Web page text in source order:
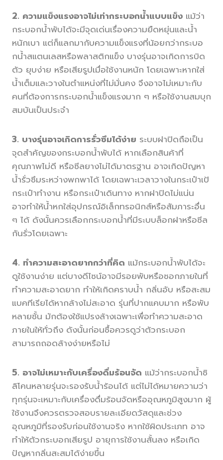
2. ความแข็งแรงอาจไม่เท่ากระบอกน้ำแบบแข็ง แม้ว่า
กระบอกน้ำพับได้จะมีจุดเด่นเรื่องความยืดหยุ่นและน้ำ
หนักเบา แต่ก็แลกมากับความแข็งแรงที่น้อยกว่ากระบอ
กน้ำสแตนเลสหรือพลาสติกแข็ง บางรุ่นอาจเกิดการบิด
ตัว ยุบง่าย หรือเสียรูปเมื่อใช้งานหนัก โดยเฉพาะหากใส่
น้ำเต็มและวางในตำแหน่งที่ไม่มั่นคง จึงอาจไม่เหมาะกับ
คนที่ต้องการกระบอกน้ำแข็งแรงมาก ๆ หรือใช้งานสมบุก
สมบันเป็นประจำ
3. บางรุ่นอาจเกิดการรั่วซึมได้ง่าย ระบบฝาปิดถือเป็น
จุดสำคัญของกระบอกน้ำพับได้ หากเลือกสินค้าที่
คุณภาพไม่ดี หรือซีลยางไม่ได้มาตรฐาน อาจเกิดปัญหา
น้ำรั่วซึมระหว่างพกพาได้ โดยเฉพาะเวลาวางในกระเป๋าเป้
กระเป๋าทำงาน หรือกระเป๋าเดินทาง หากฝาปิดไม่แน่น
อาจทำให้น้ำหกใส่อุปกรณ์อิเล็กทรอนิกส์หรือสัมภาระอื่น
ๆ ได้ ดังนั้นควรเลือกกระบอกน้ำที่มีระบบล็อกฝาหรือซีล
กันรั่วโดยเฉพาะ
4. ทำความสะอาดยากกว่าที่คิด แม้กระบอกน้ำพับได้จะ
ดูใช้งานง่าย แต่บางดีไซน์อาจมีรอยพับหรือซอกภายในที่
ทำความสะอาดยาก ทำให้เกิดคราบน้ำ กลิ่นอับ หรือสะสม
แบคทีเรียได้หากล้างไม่สะอาด รุ่นที่ปากแคบมาก หรือพับ
หลายชั้น มักต้องใช้แปรงล้างเฉพาะเพื่อทำความสะอาด
ภายในให้ทั่วถึง ดังนั้นก่อนซื้อควรดูว่าตัวกระบอก
สามารถถอดล้างง่ายหรือไม่
5. อาจไม่เหมาะกับเครื่องดื่มร้อนจัด แม้ว่ากระบอกน้ำซิ
ลิโคนหลายรุ่นจะรองรับน้ำร้อนได้ แต่ไม่ได้หมายความว่า
ทุกรุ่นจะเหมาะกับเครื่องดื่มร้อนจัดหรืออุณหภูมิสูงมาก ผู้
ใช้งานจึงควรตรวจสอบรายละเอียดวัสดุและช่วง
อุณหภูมิที่รองรับก่อนใช้งานจริง หากใช้ผิดประเภท อาจ
ทำให้ตัวกระบอกเสียรูป อายุการใช้งานสั้นลง หรือเกิด
ปัญหากลิ่นสะสมได้ง่ายขึ้น